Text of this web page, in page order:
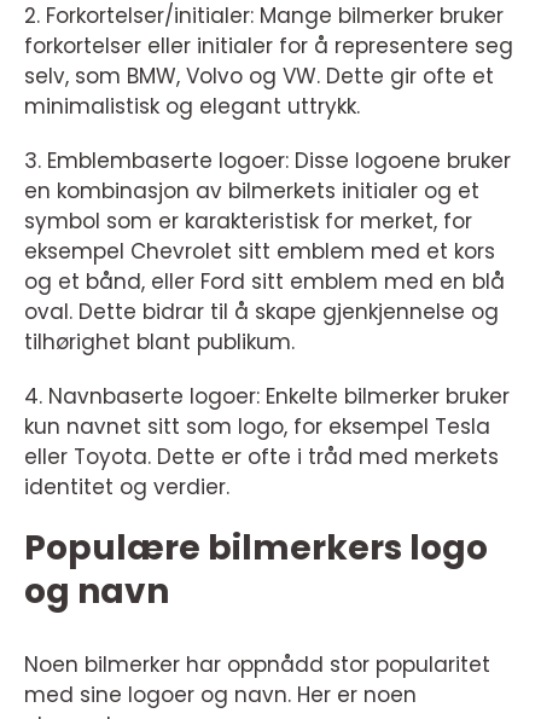
2. Forkortelser/initialer: Mange bilmerker bruker
forkortelser eller initialer for å representere seg
selv, som BMW, Volvo og VW. Dette gir ofte et
minimalistisk og elegant uttrykk.
3. Emblembaserte logoer: Disse logoene bruker
en kombinasjon av bilmerkets initialer og et
symbol som er karakteristisk for merket, for
eksempel Chevrolet sitt emblem med et kors
og et bånd, eller Ford sitt emblem med en blå
oval. Dette bidrar til å skape gjenkjennelse og
tilhørighet blant publikum.
4. Navnbaserte logoer: Enkelte bilmerker bruker
kun navnet sitt som logo, for eksempel Tesla
eller Toyota. Dette er ofte i tråd med merkets
identitet og verdier.
Populære bilmerkers logo
og navn
Noen bilmerker har oppnådd stor popularitet
med sine logoer og navn. Her er noen